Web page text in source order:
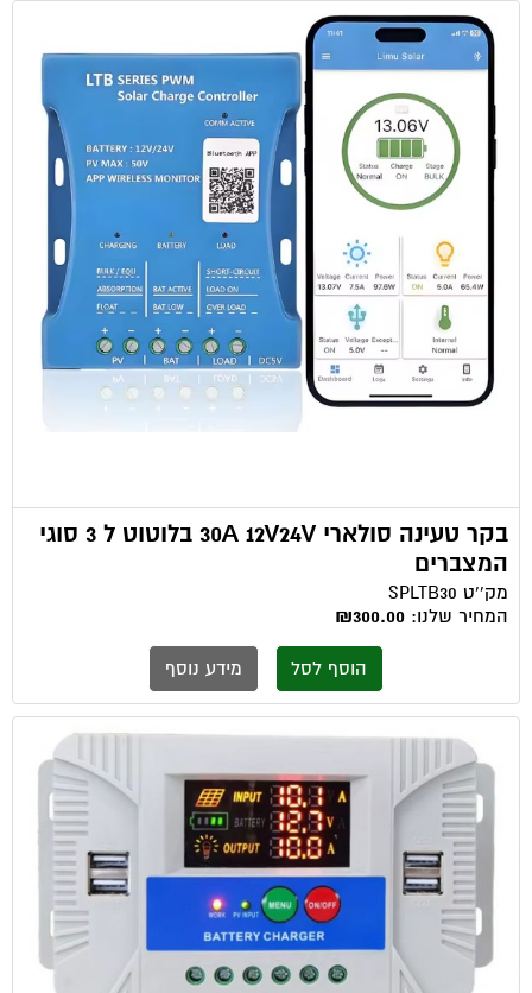
בקר טעינה סולארי 30A 12V24V בלוטוט ל 3 סוגי
המצברים
מק''ט SPLTB30
המחיר שלנו: ₪300.00
הוסף לסל מידע נוסף